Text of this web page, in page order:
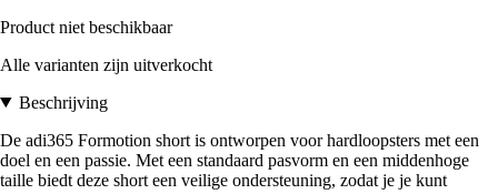
Product niet beschikbaar
Alle varianten zijn uitverkocht
Beschrijving
De adi365 Formotion short is ontworpen voor hardloopsters met een
doel en een passie. Met een standaard pasvorm en een middenhoge
taille biedt deze short een veilige ondersteuning, zodat je je kunt